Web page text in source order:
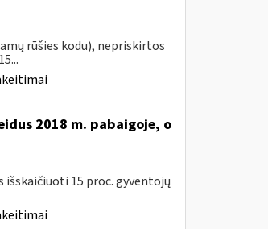
rūšies kodu), nepriskirtos
2018 m. pabaigoje, o
išskaičiuoti 15 proc. gyventojų